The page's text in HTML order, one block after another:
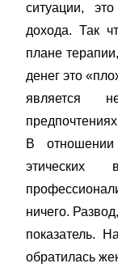
ситуации,
дохода. Так
плане
денег это
является
В
ничего.
показатель.
обратилась